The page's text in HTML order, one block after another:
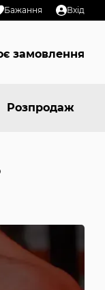
Бажання Вхід
замовлення
Розпродаж